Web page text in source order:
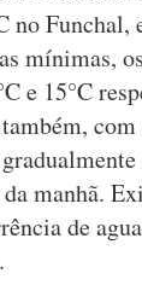
no Funchal,
mínimas,
e 15°C
manhã.
de